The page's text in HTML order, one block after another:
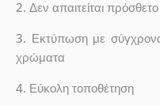
2. Δεν απαιτείται
3. Εκτύπωση με
χρώματα
4. Εύκολη τοποθέτηση